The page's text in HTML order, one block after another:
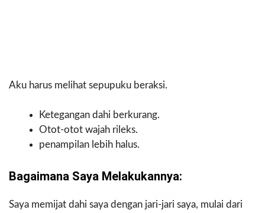
Aku harus melihat sepupuku beraksi.
Ketegangan dahi berkurang.
Otot-otot wajah rileks.
penampilan lebih halus.
Bagaimana Saya Melakukannya:
Saya memijat dahi saya dengan jari-jari saya, mulai dari